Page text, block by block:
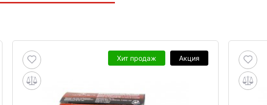
Хит продаж Акция